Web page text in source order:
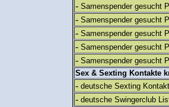
- Samenspender gesucht
- Samenspender gesucht
- Samenspender gesucht
- Samenspender gesucht
- Samenspender gesucht
Sex & Sexting Kontakte
- deutsche Sexting
- deutsche Swingerclub